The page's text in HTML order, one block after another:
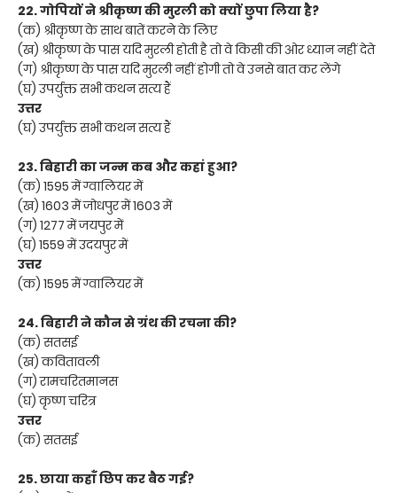
22. गोपियों ने श्रीकृष्ण की मुरली को क्यों छुपा लिया है?
(क) श्रीकृष्ण के साथ बातें करने के लिए
(ख) श्रीकृष्ण के पास यदि मुरली होती है तो वे किसी की ओर ध्यान नहीं देते
(ग) श्रीकृष्ण के पास यदि मुरली नहीं होगी तो वे उनसे बात कर लेंगे
(घ) उपर्युक्त सभी कथन सत्य हैं
उत्तर
(घ) उपर्युक्त सभी कथन सत्य हैं
23. बिहारी का जन्म कब और कहां हुआ?
(क) 1595 में ग्वालियर में
(ख) 1603 में जोधपुर में 1603 में
(ग) 1277 में जयपुर में
(घ) 1559 में उदयपुर में
उत्तर
(क) 1595 में ग्वालियर में
24. बिहारी ने कौन से ग्रंथ की रचना की?
(क) सतसई
(ख) कवितावली
(ग) रामचरितमानस
(घ) कृष्ण चरित्र
उत्तर
(क) सतसई
25. छाया कहाँ छिप कर बैठ गई?